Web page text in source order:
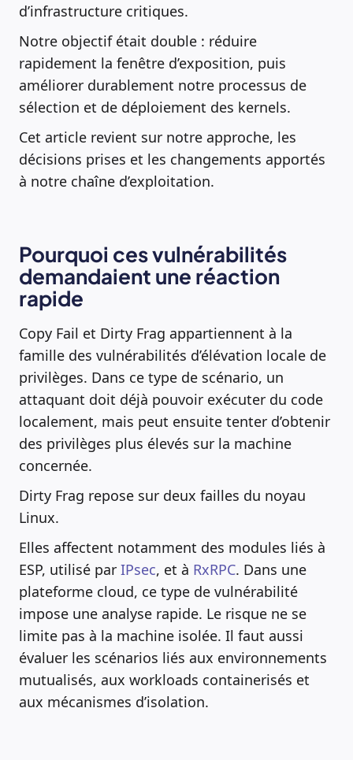
d’infrastructure critiques.
Notre objectif était double : réduire
rapidement la fenêtre d’exposition, puis
améliorer durablement notre processus de
sélection et de déploiement des kernels.
Cet article revient sur notre approche, les
décisions prises et les changements apportés
à notre chaîne d’exploitation.
Pourquoi ces vulnérabilités
demandaient une réaction
rapide
Copy Fail et Dirty Frag appartiennent à la
famille des vulnérabilités d’élévation locale de
privilèges. Dans ce type de scénario, un
attaquant doit déjà pouvoir exécuter du code
localement, mais peut ensuite tenter d’obtenir
des privilèges plus élevés sur la machine
concernée.
Dirty Frag repose sur deux failles du noyau
Linux.
Elles affectent notamment des modules liés à
ESP, utilisé par IPsec, et à RxRPC. Dans une
plateforme cloud, ce type de vulnérabilité
impose une analyse rapide. Le risque ne se
limite pas à la machine isolée. Il faut aussi
évaluer les scénarios liés aux environnements
mutualisés, aux workloads containerisés et
aux mécanismes d’isolation.